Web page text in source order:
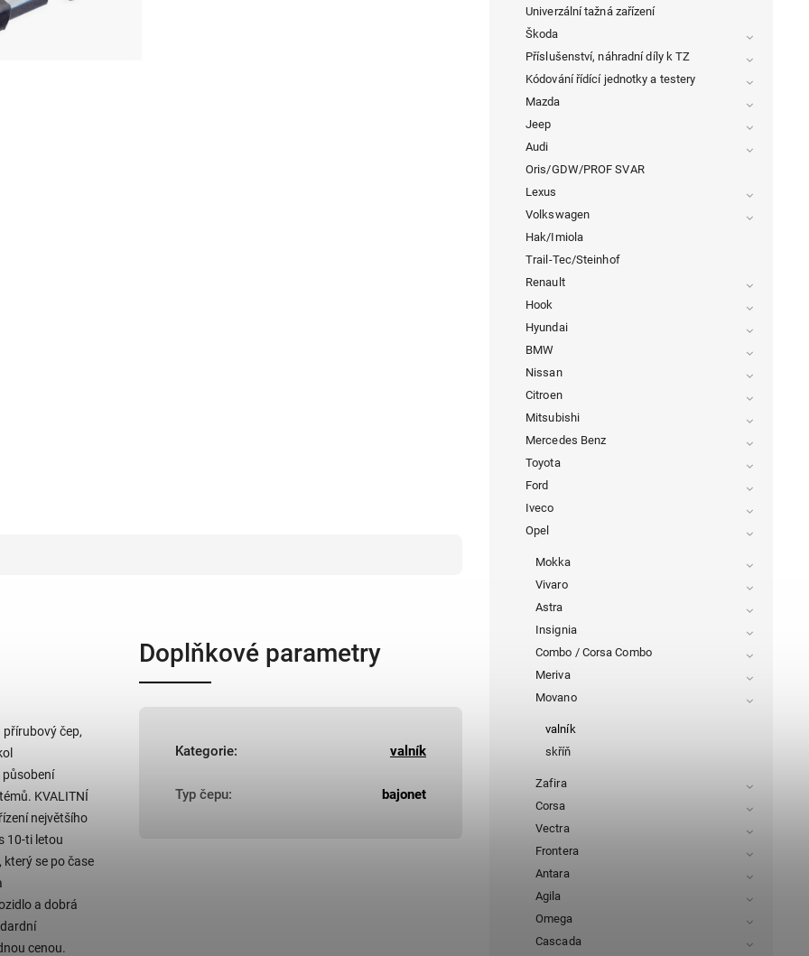
Univerzální tažná zařízení
Škoda
Příslušenství, náhradní díly k TZ
Kódování řídící jednotky a testery
Mazda
Jeep
Audi
Oris/GDW/PROF SVAR
Lexus
Volkswagen
Hak/Imiola
Trail-Tec/Steinhof
Renault
Hook
Hyundai
BMW
Nissan
Citroen
Mitsubishi
Mercedes Benz
Toyota
Ford
Iveco
Opel
Mokka
Vivaro
Astra
Insignia
Combo / Corsa Combo
Meriva
Movano
valník
skříň
Zafira
Corsa
Vectra
Frontera
Antara
Agila
Omega
Cascada
čep,
působení
KVALITNÍ
největšího
10-ti letou
se po čase
a dobrá
cenou.
Doplňkové parametry
Kategorie: valník
Typ čepu: bajonet